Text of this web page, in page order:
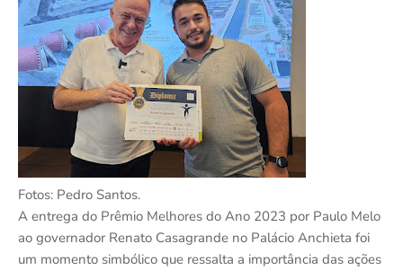
Fotos: Pedro Santos.
A entrega do Prêmio Melhores do Ano 2023 por Paulo Melo
ao governador Renato Casagrande no Palácio Anchieta foi
um momento simbólico que ressalta a importância das ações